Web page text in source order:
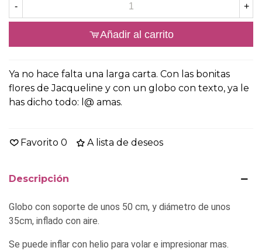
- +
Añadir al carrito
Ya no hace falta una larga carta. Con las bonitas
flores de Jacqueline y con un globo con texto, ya le
has dicho todo: l@ amas.
Favorito 0 A lista de deseos
Descripción
Globo con soporte de unos 50 cm, y diámetro de unos
35cm, inflado con aire.
Se puede inflar con helio para volar e impresionar mas.